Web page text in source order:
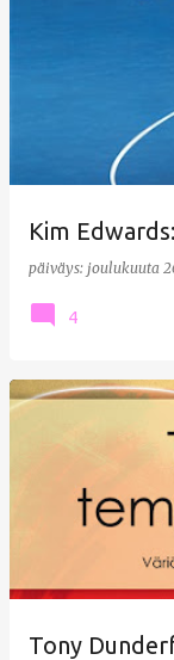
Kim
päiväys: joulukuuta
4
Tony